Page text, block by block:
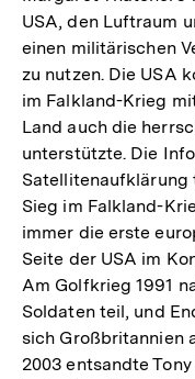
USA, den Luftraum
einen militärischen
zu nutzen. Die USA
im Falkland-Krieg
Land auch die
unterstützte. Die
Sieg im Falkland-
immer die erste
Seite der USA im
Am Golfkrieg 1991
Soldaten teil, und
sich Großbritannien
2003 entsandte